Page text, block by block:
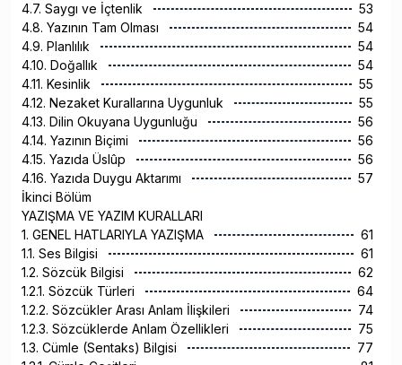
4.7. Saygı ve İçtenlik
53
4.8. Yazının Tam Olması
54
4.9. Planlılık
54
4.10. Doğallık
54
4.11. Kesinlik
55
4.12. Nezaket Kurallarına Uygunluk
55
4.13. Dilin Okuyana Uygunluğu
56
4.14. Yazının Biçimi
56
4.15. Yazıda Üslûp
56
4.16. Yazıda Duygu Aktarımı
57
İkinci Bölüm
YAZIŞMA VE YAZIM KURALLARI
1. GENEL HATLARIYLA YAZIŞMA
61
1.1. Ses Bilgisi
61
1.2. Sözcük Bilgisi
62
1.2.1. Sözcük Türleri
64
1.2.2. Sözcükler Arası Anlam İlişkileri
74
1.2.3. Sözcüklerde Anlam Özellikleri
75
1.3. Cümle (Sentaks) Bilgisi
77